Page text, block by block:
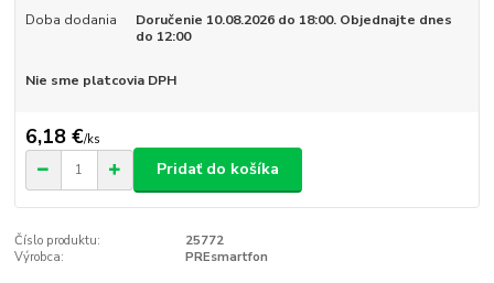
Doba dodania
Doručenie 10.08.2026 do 18:00. Objednajte dnes
do 12:00
Nie sme platcovia DPH
6,18 €/ks
Pridať do košíka
Číslo produktu:
25772
Výrobca:
PREsmartfon